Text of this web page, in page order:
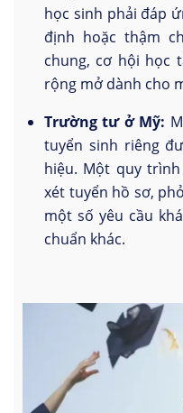
học sinh phải đáp
định hoặc thậm
chung, cơ hội học
rộng mở dành cho
Trường tư ở Mỹ:
tuyển sinh riêng
hiệu. Một quy
xét tuyển hồ sơ,
một số yêu cầu
chuẩn khác.